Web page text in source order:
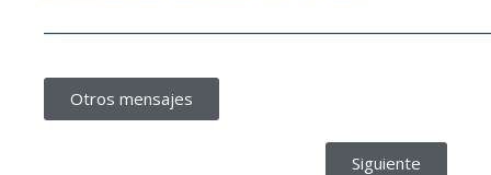
Otros mensajes
Siguiente